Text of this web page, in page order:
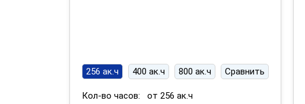
256 ак.ч 400 ак.ч 800 ак.ч Сравнить
Кол-во часов:
от 256 ак.ч